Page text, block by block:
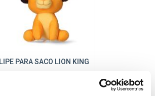
PARA SACO LION KING